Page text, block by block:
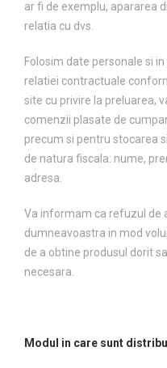
ar fi de exemplu, apararea
relatia cu dvs.
Folosim date personale si
relatiei contractuale
site cu privire la preluarea,
comenzii plasate de
precum si pentru stocarea
de natura fiscala: nume,
adresa.
Va informam ca refuzul de
dumneavoastra in mod
de a obtine produsul dorit
necesara.
Modul in care sunt